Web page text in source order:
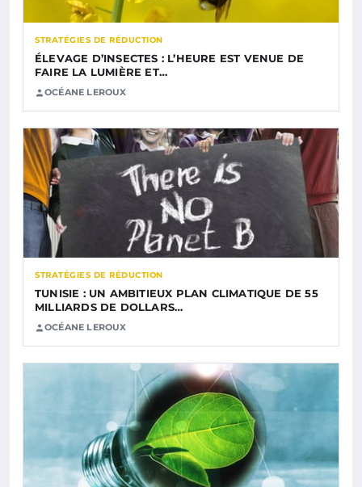
STRATÉGIES DE RÉDUCTION
ÉLEVAGE D’INSECTES : L’HEURE EST VENUE DE
FAIRE LA LUMIÈRE ET…
OCÉANE LEROUX
STRATÉGIES DE RÉDUCTION
TUNISIE : UN AMBITIEUX PLAN CLIMATIQUE DE 55
MILLIARDS DE DOLLARS…
OCÉANE LEROUX